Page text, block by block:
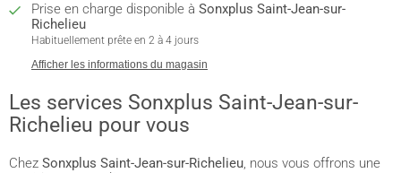
Prise en charge disponible à Sonxplus Saint-Jean-sur-
Richelieu
Habituellement prête en 2 à 4 jours
Afficher les informations du magasin
Les services Sonxplus Saint-Jean-sur-
Richelieu pour vous
Chez Sonxplus Saint-Jean-sur-Richelieu, nous vous offrons une